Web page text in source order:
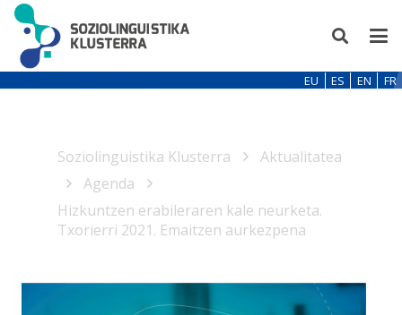
EU ES EN FR
Soziolinguistika Klusterra
Aktualitatea
Agenda
Hizkuntzen erabileraren kale neurketa.
Txorierri 2021. Emaitzen aurkezpena